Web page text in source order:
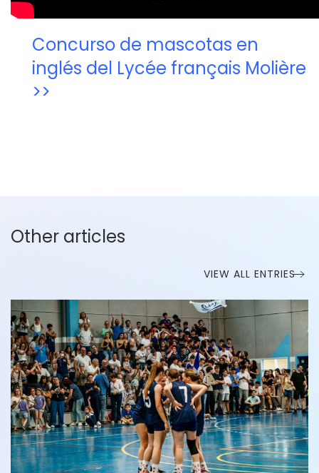
Concurso de mascotas en
inglés del Lycée français Molière
>>
Other articles
VIEW ALL ENTRIES